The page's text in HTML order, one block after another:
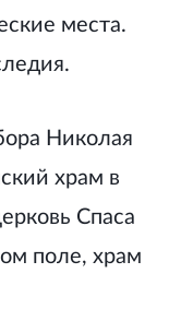
места.
Николая
храм в
Спаса
поле, храм